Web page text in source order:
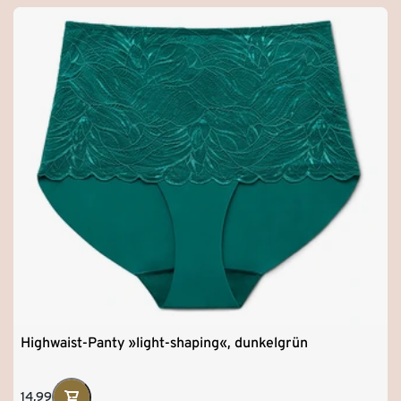
Highwaist-Panty »light-shaping«, dunkelgrün
14,99